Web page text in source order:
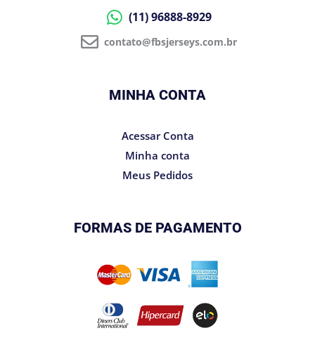
(11) 96888-8929
contato@fbsjerseys.com.br
MINHA CONTA
Acessar Conta
Minha conta
Meus Pedidos
FORMAS DE PAGAMENTO